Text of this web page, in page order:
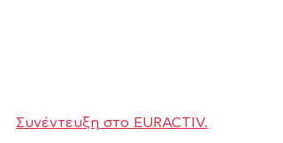
Συνέντευξη στο EURACTIV.